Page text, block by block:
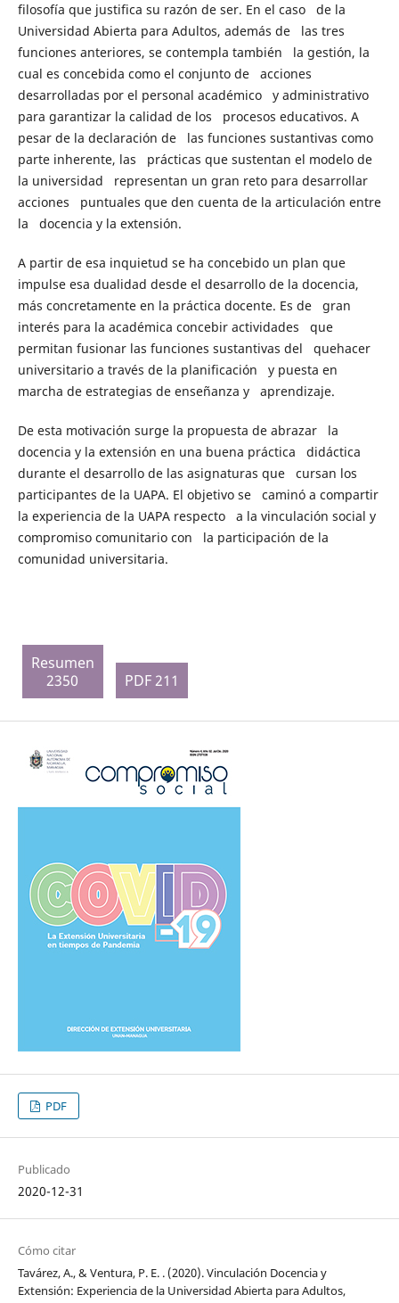
filosofía que justifica su razón de ser. En el caso de la
Universidad Abierta para Adultos, además de las tres
funciones anteriores, se contempla también la gestión, la
cual es concebida como el conjunto de acciones
desarrolladas por el personal académico y administrativo
para garantizar la calidad de los procesos educativos. A
pesar de la declaración de las funciones sustantivas como
parte inherente, las prácticas que sustentan el modelo de
la universidad representan un gran reto para desarrollar
acciones puntuales que den cuenta de la articulación entre
la docencia y la extensión.
A partir de esa inquietud se ha concebido un plan que
impulse esa dualidad desde el desarrollo de la docencia,
más concretamente en la práctica docente. Es de gran
interés para la académica concebir actividades que
permitan fusionar las funciones sustantivas del quehacer
universitario a través de la planificación y puesta en
marcha de estrategias de enseñanza y aprendizaje.
De esta motivación surge la propuesta de abrazar la
docencia y la extensión en una buena práctica didáctica
durante el desarrollo de las asignaturas que cursan los
participantes de la UAPA. El objetivo se caminó a compartir
la experiencia de la UAPA respecto a la vinculación social y
compromiso comunitario con la participación de la
comunidad universitaria.
Resumen
2350
PDF 211
PDF
Publicado
2020-12-31
Cómo citar
Tavárez, A., & Ventura, P. E. . (2020). Vinculación Docencia y
Extensión: Experiencia de la Universidad Abierta para Adultos,